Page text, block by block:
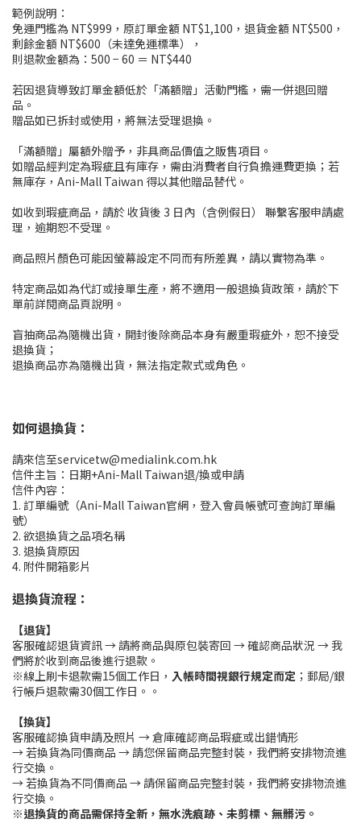
範例說明：
免運門檻為 NT$999，原訂單金額 NT$1,100，退貨金額 NT$500，
剩餘金額 NT$600（未達免運標準），
則退款金額為：500 − 60 ＝ NT$440
若因退貨導致訂單金額低於「滿額贈」活動門檻，需一併退回贈
品。
贈品如已拆封或使用，將無法受理退換。
「滿額贈」屬額外贈予，非具商品價值之販售項目。
如贈品經判定為瑕疵且有庫存，需由消費者自行負擔運費更換；若
無庫存，Ani-Mall Taiwan 得以其他贈品替代。
如收到瑕疵商品，請於 收貨後 3 日內（含例假日） 聯繫客服申請處
理，逾期恕不受理。
商品照片顏色可能因螢幕設定不同而有所差異，請以實物為準。
特定商品如為代訂或接單生產，將不適用一般退換貨政策，請於下
單前詳閱商品頁說明。
盲抽商品為隨機出貨，開封後除商品本身有嚴重瑕疵外，恕不接受
退換貨；
退換商品亦為隨機出貨，無法指定款式或角色。
如何退換貨：
請來信至servicetw@medialink.com.hk
信件主旨：日期+Ani-Mall Taiwan退/換或申請
信件內容：
1. 訂單編號（Ani-Mall Taiwan官網，登入會員帳號可查詢訂單編
號）
2. 欲退換貨之品項名稱
3. 退換貨原因
4. 附件開箱影片
退換貨流程：
【退貨】
客服確認退貨資訊 → 請將商品與原包裝寄回 → 確認商品狀況 → 我
們將於收到商品後進行退款。
※線上刷卡退款需15個工作日， 入帳時間視銀行規定而定 ；郵局/銀
行帳戶退款需30個工作日。。
【換貨】
客服確認換貨申請及照片 → 倉庫確認商品瑕疵或出錯情形
→ 若換貨為同價商品 → 請您保留商品完整封裝，我們將安排物流進
行交換。
→ 若換貨為不同價商品 → 請保留商品完整封裝，我們將安排物流進
行交換。
※退換貨的商品需保持全新，無水洗痕跡、未剪標、無髒污。